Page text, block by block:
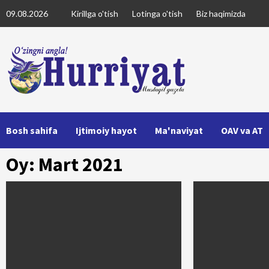
to
09.08.2026 Kirillga o'tish Lotinga o'tish Biz haqimizda
Bosh sahifa Ijtimoiy hayot Ma'naviyat OAV va AT
Oy: Mart 2021